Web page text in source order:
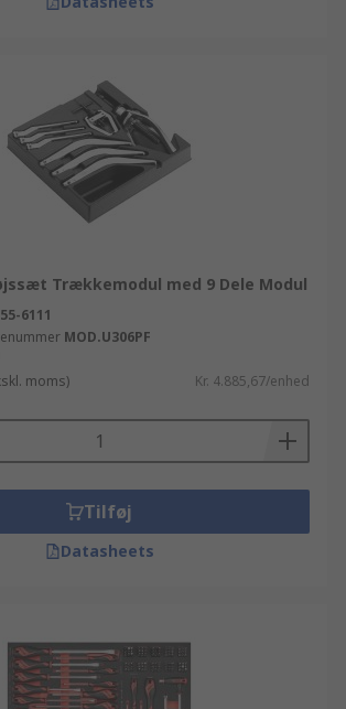
Trækkemodul med 9 Dele Modul
6111
MOD.U306PF
moms) Kr. 4.885,67/enhed
Tilføj
Datasheets